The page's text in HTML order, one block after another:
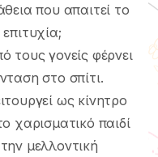
που απαιτεί το
τους γονείς φέρνει
στο σπίτι.
ως κίνητρο
χαρισματικό παιδί
μελλοντική